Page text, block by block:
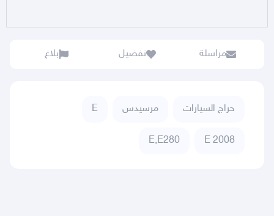
مراسلة تفضيل بلاغ
حراج السيارات مرسيدس E
E 2008
E,E280